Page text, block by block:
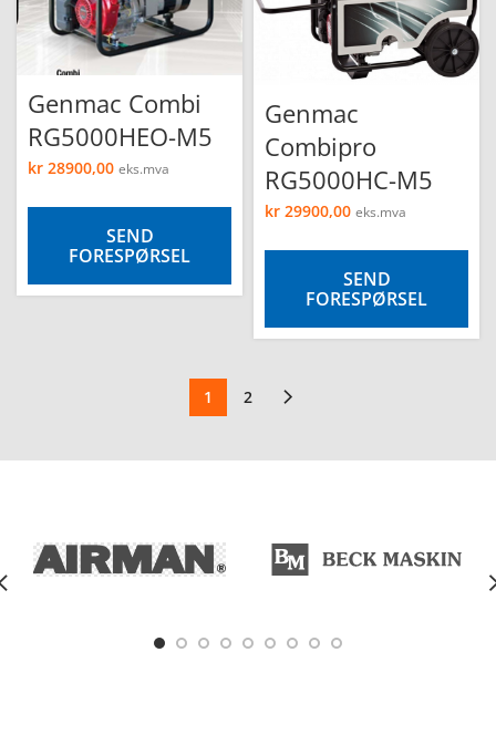
Genmac Combi
RG5000HEO-M5
kr 28900,00 eks.mva
SEND
FORESPØRSEL
Genmac
Combipro
RG5000HC-M5
kr 29900,00 eks.mva
SEND
FORESPØRSEL
1 2